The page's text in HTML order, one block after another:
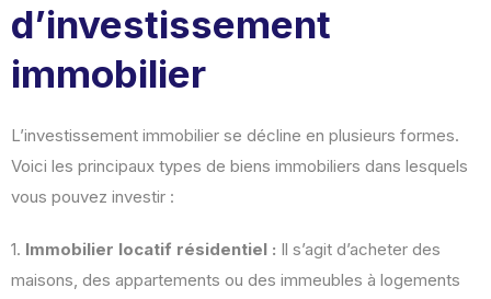
d’investissement
immobilier
L’investissement immobilier se décline en plusieurs formes.
Voici les principaux types de biens immobiliers dans lesquels
vous pouvez investir :
1. Immobilier locatif résidentiel : Il s’agit d’acheter des
maisons, des appartements ou des immeubles à logements